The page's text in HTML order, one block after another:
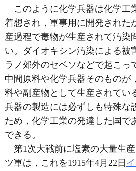
このように化学兵器は化学工
着想され，軍事用に開発された
産過程で毒物が生産されて汚染
い。ダイオキシン汚染による被
ラノ郊外のセベソなどで起こっ
中間原料や化学兵器そのものが
料や副産物として生産されてい
兵器の製造には必ずしも特殊な
ため，化学工業の発達した国で
できる。
第1次大戦前に塩素の大量生
ツ軍は，これを1915年4月22日